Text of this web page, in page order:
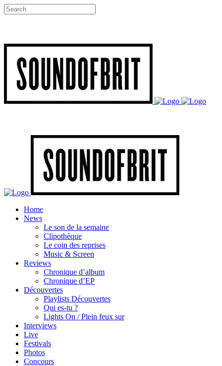
Home
News
Le son de la semaine
Clipothèque
Le coin des reprises
Music & Screen
Reviews
Chronique d’album
Chronique d’EP
Découvertes
Playlists Découvertes
Qui es-tu ?
Lights On / Plein feux sur
Interviews
Live
Festivals
Photos
Concours